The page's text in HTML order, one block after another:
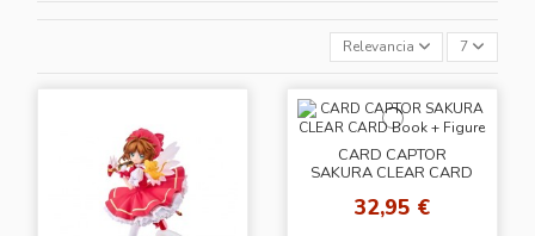
Relevancia 7
CARD CAPTOR
SAKURA CLEAR CARD
32,95 €